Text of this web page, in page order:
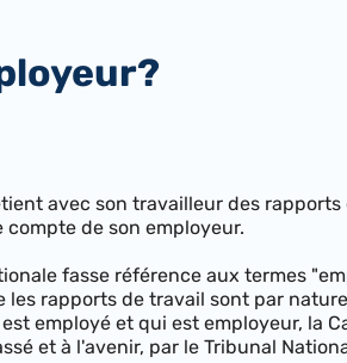
avec son travailleur des
de son employeur.
fasse référence aux termes
rapports de travail sont par
employé et qui est employeur, la
et à l'avenir, par le Tribunal